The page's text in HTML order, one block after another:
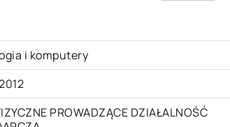
i komputery
PROWADZĄCE DZIAŁALNOŚĆ